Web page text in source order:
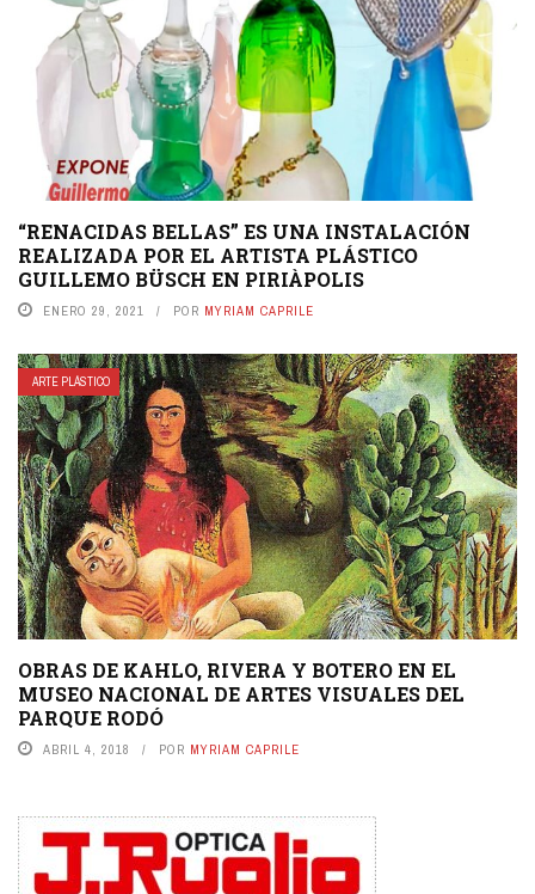
“RENACIDAS BELLAS” ES UNA INSTALACIÓN
REALIZADA POR EL ARTISTA PLÁSTICO
GUILLEMO BÜSCH EN PIRIÀPOLIS
ENERO 29, 2021 POR MYRIAM CAPRILE
ARTE PLÁSTICO
OBRAS DE KAHLO, RIVERA Y BOTERO EN EL
MUSEO NACIONAL DE ARTES VISUALES DEL
PARQUE RODÓ
ABRIL 4, 2018 POR MYRIAM CAPRILE